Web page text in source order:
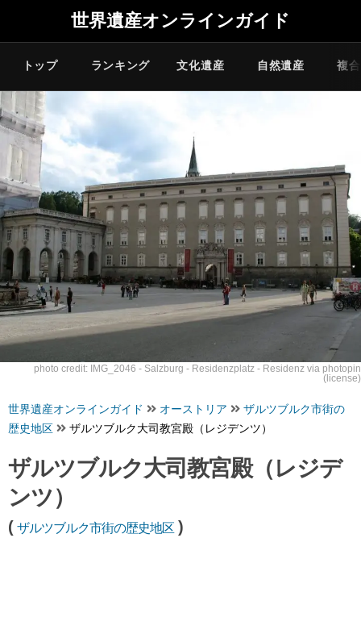
世界遺産オンラインガイド
トップ ランキング 文化遺産 自然遺産 複
photo credit: IMG_2046 - Salzburg - Residenzplatz - Residenz via photopin
(license)
世界遺産オンラインガイド オーストリア
ザルツブルク市街の
歴史地区
ザルツブルク大司教宮殿（レジデンツ）
ザルツブルク大司教宮殿（レジデ
ンツ）
( ザルツブルク市街の歴史地区 )